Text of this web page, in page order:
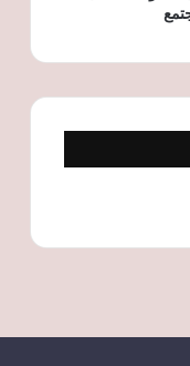
سبتمبر.. شروط ورابط حجز